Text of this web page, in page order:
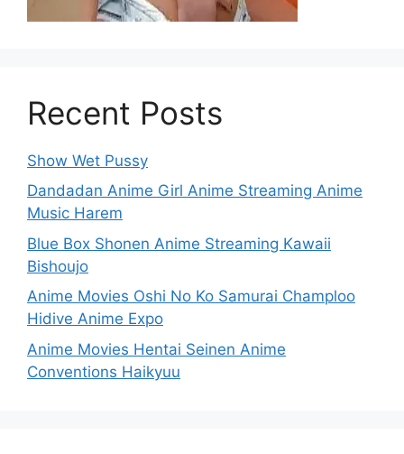
Recent Posts
Show Wet Pussy
Dandadan Anime Girl Anime Streaming Anime
Music Harem
Blue Box Shonen Anime Streaming Kawaii
Bishoujo
Anime Movies Oshi No Ko Samurai Champloo
Hidive Anime Expo
Anime Movies Hentai Seinen Anime
Conventions Haikyuu